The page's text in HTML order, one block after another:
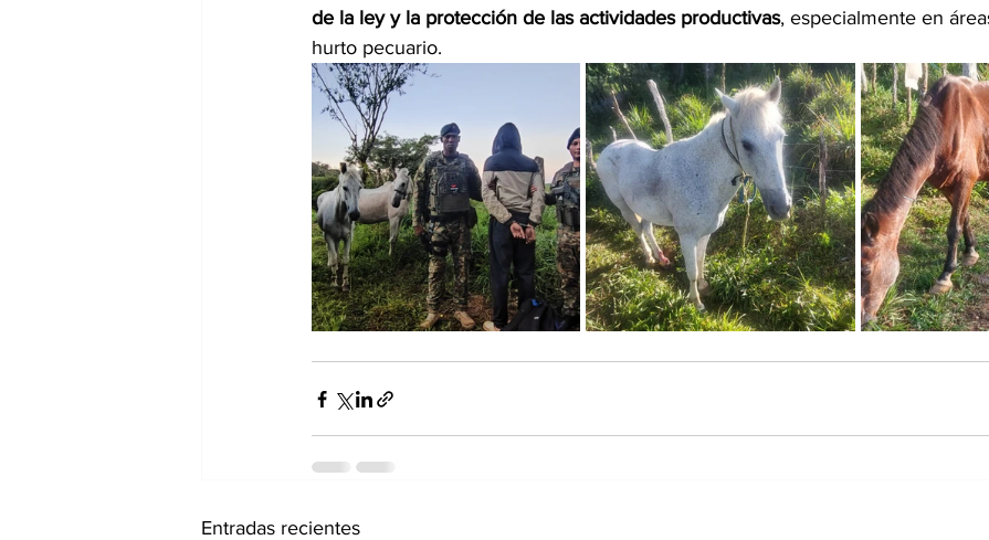
de la ley y la protección de las actividades productivas, especialmente en
hurto pecuario.
Entradas recientes